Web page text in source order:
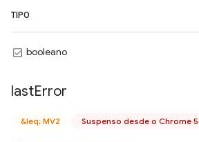
TIPO
booleano
lastError
&leq; MV2 Suspenso desde o Chrome